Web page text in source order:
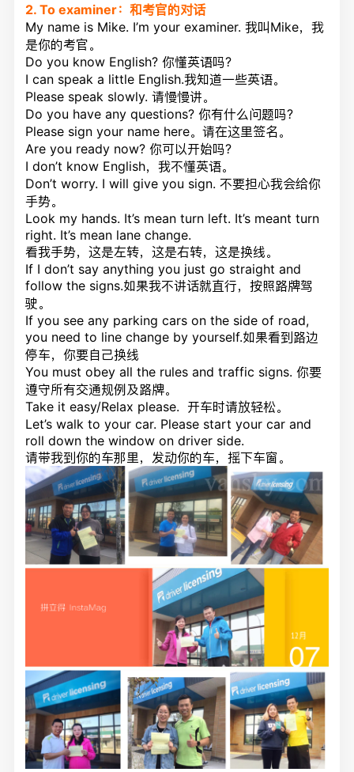
2. To examiner：和考官的对话
My name is Mike. I’m your examiner. 我叫Mike，我
是你的考官。
Do you know English? 你懂英语吗?
I can speak a little English.我知道一些英语。
Please speak slowly. 请慢慢讲。
Do you have any questions? 你有什么问题吗?
Please sign your name here。请在这里签名。
Are you ready now? 你可以开始吗?
I don’t know English，我不懂英语。
Don’t worry. I will give you sign. 不要担心我会给你
手势。
Look my hands. It’s mean turn left. It’s meant turn
right. It’s mean lane change.
看我手势，这是左转，这是右转，这是换线。
If I don’t say anything you just go straight and
follow the signs.如果我不讲话就直行，按照路牌驾
驶。
If you see any parking cars on the side of road,
you need to line change by yourself.如果看到路边
停车，你要自己换线
You must obey all the rules and traffic signs. 你要
遵守所有交通规例及路牌。
Take it easy/Relax please. 开车时请放轻松。
Let’s walk to your car. Please start your car and
roll down the window on driver side.
请带我到你的车那里，发动你的车，摇下车窗。